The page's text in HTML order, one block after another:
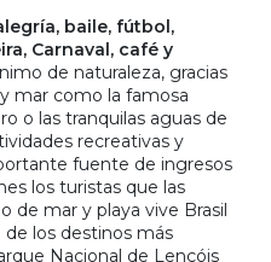
baile, fútbol,
Carnaval, café y
de naturaleza, gracias
mar como la famosa
o las tranquilas aguas de
recreativas y
fuente de ingresos
los turistas que las
de mar y playa vive Brasil
los destinos más
Nacional de Lençóis